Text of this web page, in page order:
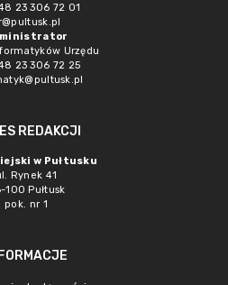
23 306 72 01
Urzędu
23 306 72 25
REDAKCJI
w Pułtusku
Rynek 41
100 Pułtusk
pok. nr 1